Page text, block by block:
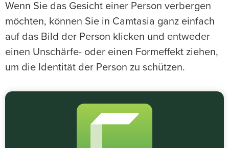
Wenn Sie das Gesicht einer Person verbergen
möchten, können Sie in Camtasia ganz einfach
auf das Bild der Person klicken und entweder
einen Unschärfe- oder einen Formeffekt ziehen,
um die Identität der Person zu schützen.